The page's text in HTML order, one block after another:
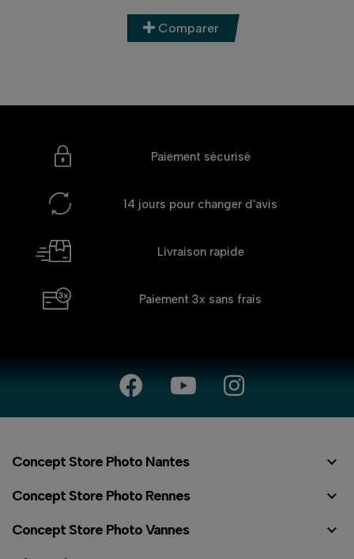
Comparer
Paiement sécurisé
14 jours pour changer d'avis
Livraison rapide
Paiement 3x sans frais
Concept Store Photo Nantes 
Concept Store Photo Rennes 
Concept Store Photo Vannes 